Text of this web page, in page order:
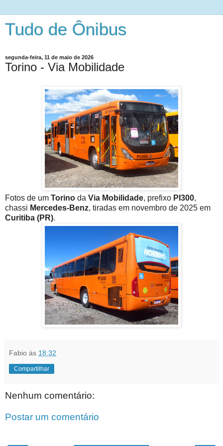
Tudo de Ônibus
segunda-feira, 11 de maio de 2026
Torino - Via Mobilidade
Fotos de um Torino da Via Mobilidade, prefixo PI300,
chassi Mercedes-Benz, tiradas em novembro de 2025 em
Curitiba (PR).
Fabio às 18:32
Compartilhar
Nenhum comentário:
Postar um comentário